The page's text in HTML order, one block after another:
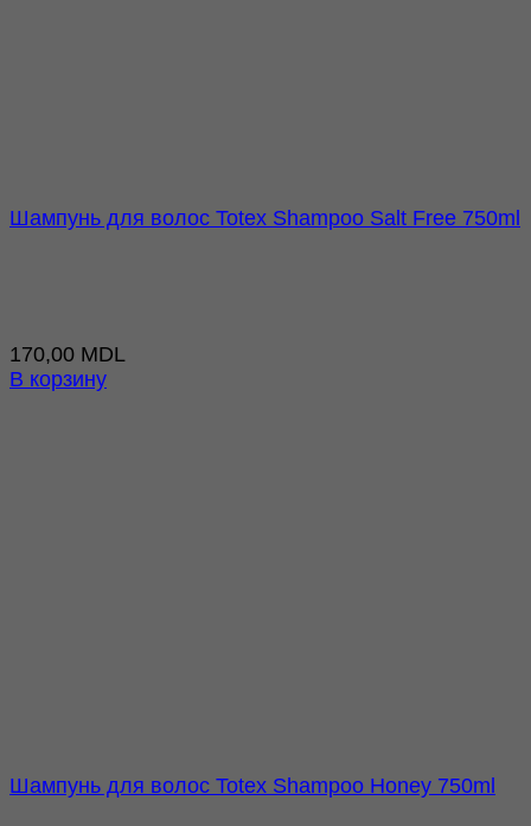
Шампунь для волос Totex Shampoo Salt Free 750ml
170,00 MDL
В корзину
Шампунь для волос Totex Shampoo Honey 750ml